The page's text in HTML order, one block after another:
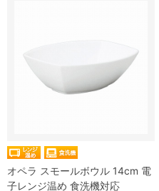
オペラ スモールボウル 14cm 電
子レンジ温め 食洗機対応